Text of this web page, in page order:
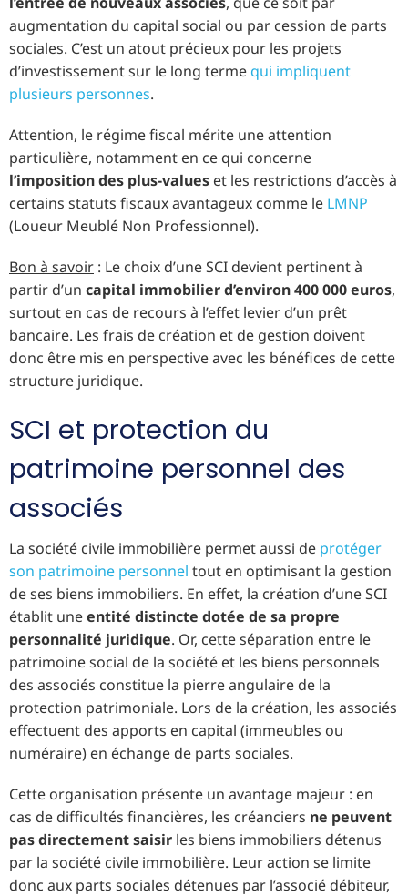
augmentation du capital social ou par cession de parts
sociales. C’est un atout précieux pour les projets
d’investissement sur le long terme qui impliquent
plusieurs personnes.
Attention, le régime fiscal mérite une attention
particulière, notamment en ce qui concerne
l’imposition des plus-values et les restrictions d’accès à
certains statuts fiscaux avantageux comme le LMNP
(Loueur Meublé Non Professionnel).
Bon à savoir : Le choix d’une SCI devient pertinent à
partir d’un capital immobilier d’environ 400 000 euros,
surtout en cas de recours à l’effet levier d’un prêt
bancaire. Les frais de création et de gestion doivent
donc être mis en perspective avec les bénéfices de cette
structure juridique.
SCI et protection du
patrimoine personnel des
associés
La société civile immobilière permet aussi de protéger
son patrimoine personnel tout en optimisant la gestion
de ses biens immobiliers. En effet, la création d’une SCI
établit uneentité distincte dotée de sa propre
personnalité juridique. Or, cette séparation entre le
patrimoine social de la société et les biens personnels
des associés constitue la pierre angulaire de la
protection patrimoniale. Lors de la création, les associés
effectuent des apports en capital (immeubles ou
numéraire) en échange de parts sociales.
Cette organisation présente un avantage majeur : en
cas de difficultés financières, les créanciers ne peuvent
pas directement saisir les biens immobiliers détenus
par la société civile immobilière. Leur action se limite
donc aux parts sociales détenues par l’associé débiteur,